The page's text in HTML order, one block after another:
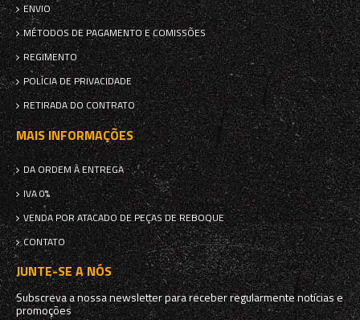
ENVIO
MÉTODOS DE PAGAMENTO E COMISSÕES
REGIMENTO
POLÍCIA DE PRIVACIDADE
RETIRADA DO CONTRATO
MAIS INFORMAÇÕES
DA ORDEM À ENTREGA
IVA 0%
VENDA POR ATACADO DE PEÇAS DE REBOQUE
CONTATO
JUNTE-SE A NÓS
Subscreva a nossa newsletter para receber regularmente notícias e
promoções